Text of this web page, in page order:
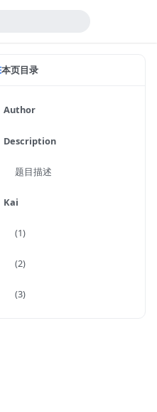
本页目录
Author
Description
题目描述
Kai
(1)
(2)
(3)